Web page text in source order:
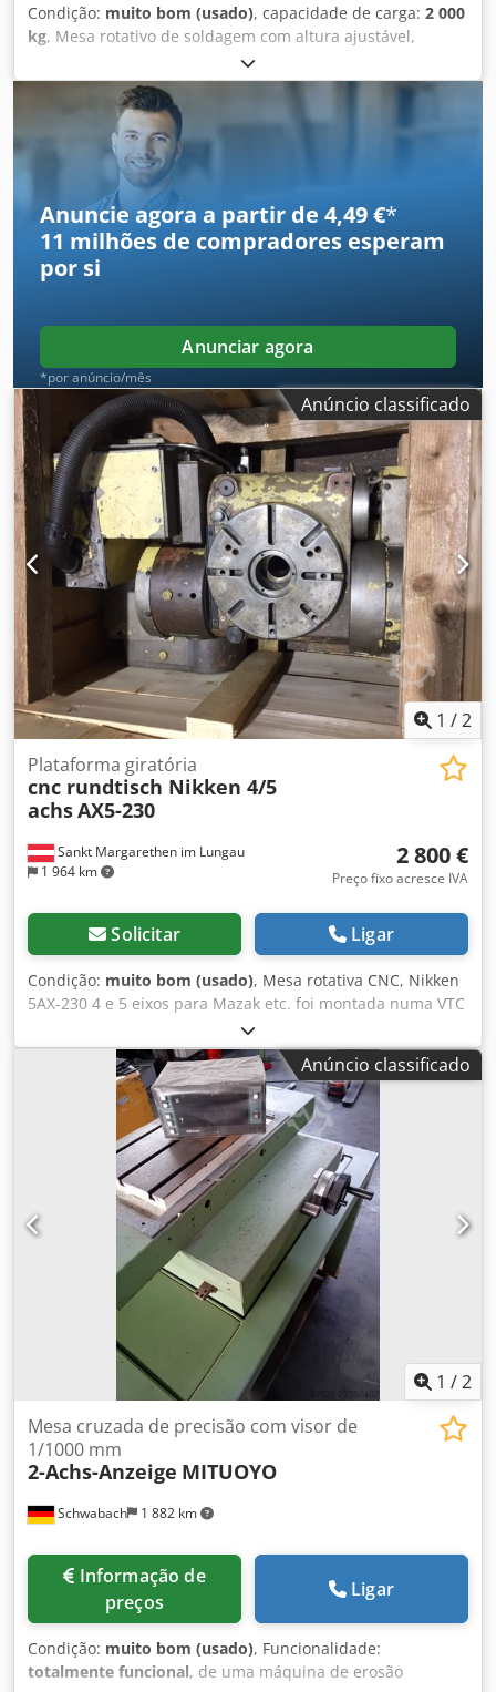
Condição: muito bom (usado), capacidade de carga: 2 000
kg, Mesa rotativo de soldagem com altura ajustável,
capacidade de carga de 2 toneladas, com extensões de
fixação ajustáveis em comprimentos variáveis e grampos
de fixação incluídos Estado: muito bom Velocidade, altura
e inclinação ajustáveis de forma contínua Controlo remoto
manual e com pedal Transmissão da corrente de
soldadura: 600 Ampères Dimensões: Comprimento: 1940
mm Largura: 1200 mm Diâmetro do disco: 1200 mm Altura
em posição inclinada: mín. 700 mm, máx. 1550 mm Altura
em posição horizontal: mín. 900 mm, máx. 1700 mm Peso:
1750 kg Dedszk Ra Topfx Actjwa
Anuncie agora a partir de 4,49 €*
11 milhões de compradores esperam
por si
Anunciar agora
*por anúncio/mês
Anúncio classificado
1 /2
Sankt Margarethen im Lungau
1 964 km
Plataforma giratória
cnc rundtisch Nikken 4/5
achsAX5-230
2 800 €
Preço fixo acresce IVA
Solicitar Ligar
Condição: muito bom (usado), Mesa rotativa CNC, Nikken
5AX-230 4 e 5 eixos para Mazak etc. foi montada numa VTC
300, devido à nova máquina de 5 eixos agora à venda,
Dwjdsp U Umkspfx Actoa
Anúncio classificado
1 /2
Schwabach 1 882 km
Mesa cruzada de precisão com visor de
1/1000 mm
2-Achs-Anzeige MITUOYO
preços
Ligar
Condição: muito bom (usado), Funcionalidade:
totalmente funcional, de uma máquina de erosão